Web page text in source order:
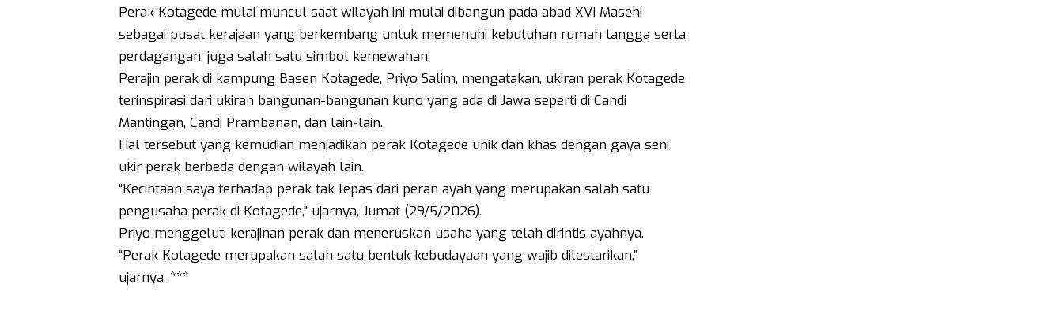
Perak Kotagede mulai muncul saat wilayah ini mulai dibangun pada abad XVI Masehi
sebagai pusat kerajaan yang berkembang untuk memenuhi kebutuhan rumah tangga serta
perdagangan, juga salah satu simbol kemewahan.
Perajin perak di kampung Basen Kotagede, Priyo Salim, mengatakan, ukiran perak Kotagede
terinspirasi dari ukiran bangunan-bangunan kuno yang ada di Jawa seperti di Candi
Mantingan, Candi Prambanan, dan lain-lain.
Hal tersebut yang kemudian menjadikan perak Kotagede unik dan khas dengan gaya seni
ukir perak berbeda dengan wilayah lain.
“Kecintaan saya terhadap perak tak lepas dari peran ayah yang merupakan salah satu
pengusaha perak di Kotagede,” ujarnya, Jumat (29/5/2026).
Priyo menggeluti kerajinan perak dan meneruskan usaha yang telah dirintis ayahnya.
“Perak Kotagede merupakan salah satu bentuk kebudayaan yang wajib dilestarikan,”
ujarnya. ***